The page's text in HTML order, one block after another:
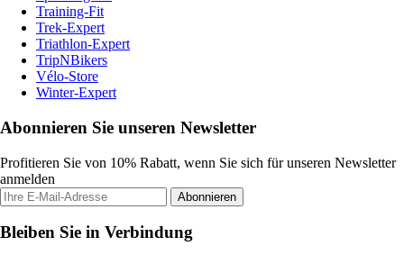
Training-Fit
Trek-Expert
Triathlon-Expert
TripNBikers
Vélo-Store
Winter-Expert
Abonnieren Sie unseren Newsletter
Profitieren Sie von 10% Rabatt, wenn Sie sich für unseren Newsletter
anmelden
Abonnieren
Bleiben Sie in Verbindung